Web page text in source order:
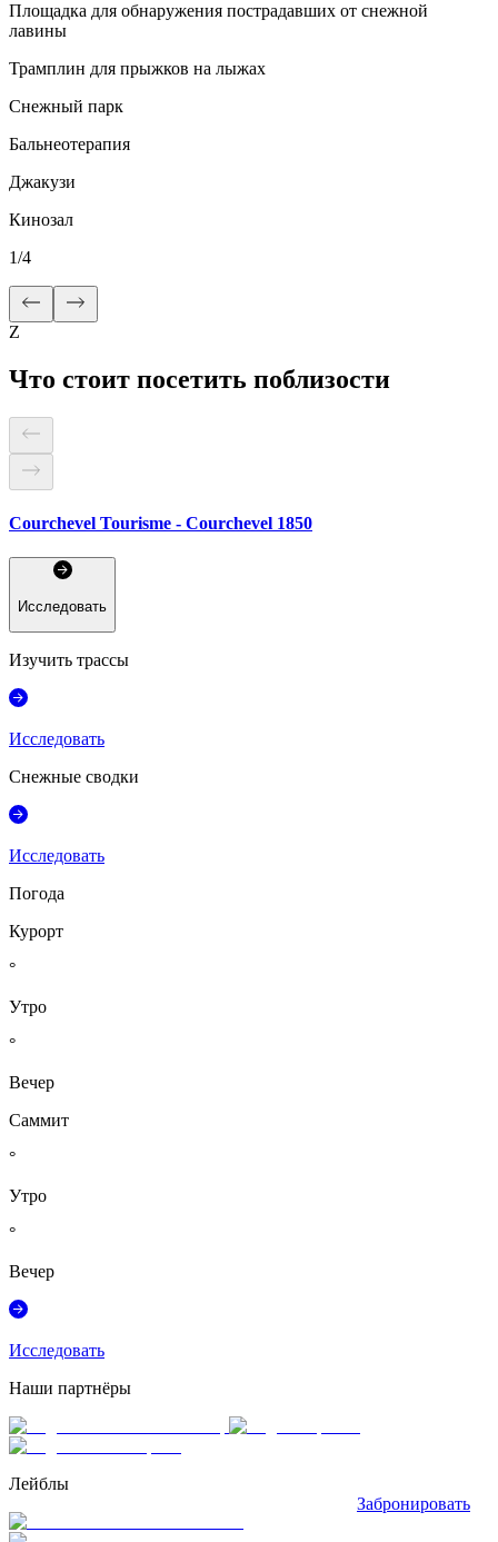
Забронировать
Площадка для обнаружения пострадавших от снежной
лавины
Трамплин для прыжков на лыжах
Снежный парк
Бальнеотерапия
Джакузи
Кинозал
1/4
Z
Что стоит посетить поблизости
Courchevel Tourisme - Courchevel 1850
Исследовать
Изучить трассы
Исследовать
Снежные сводки
Исследовать
Погода
Курорт
°
Утро
°
Вечер
Саммит
°
Утро
°
Вечер
Исследовать
Наши партнёры
Лейблы